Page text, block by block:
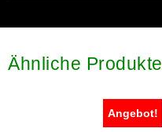
Ähnliche Produkte
Angebot!